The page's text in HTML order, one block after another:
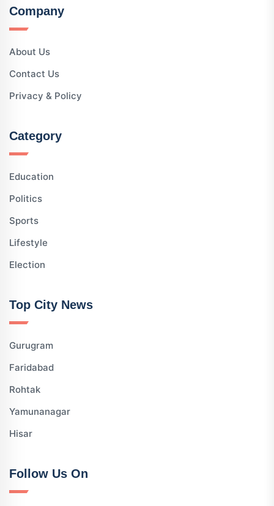
Company
About Us
Contact Us
Privacy & Policy
Category
Education
Politics
Sports
Lifestyle
Election
Top City News
Gurugram
Faridabad
Rohtak
Yamunanagar
Hisar
Follow Us On